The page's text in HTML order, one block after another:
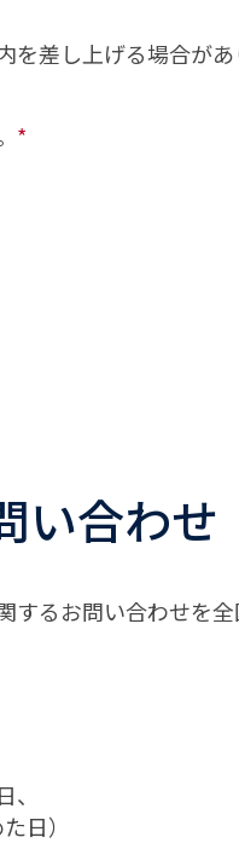
差し上げる場合が
*
い合わせ
るお問い合わせを全
、
日）